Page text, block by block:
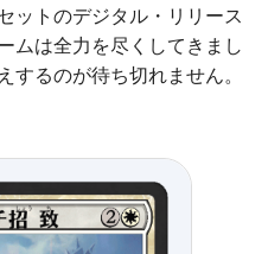
ットのデジタル・リリース
ムは全力を尽くしてきまし
るのが待ち切れません。